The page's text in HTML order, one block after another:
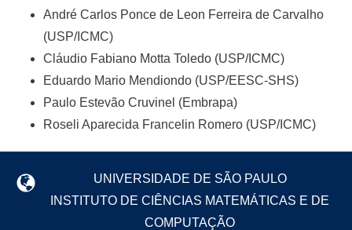
André Carlos Ponce de Leon Ferreira de Carvalho
(USP/ICMC)
Cláudio Fabiano Motta Toledo (USP/ICMC)
Eduardo Mario Mendiondo (USP/EESC-SHS)
Paulo Estevão Cruvinel (Embrapa)
Roseli Aparecida Francelin Romero (USP/ICMC)
UNIVERSIDADE DE SÃO PAULO
INSTITUTO DE CIÊNCIAS MATEMÁTICAS E DE
COMPUTAÇÃO